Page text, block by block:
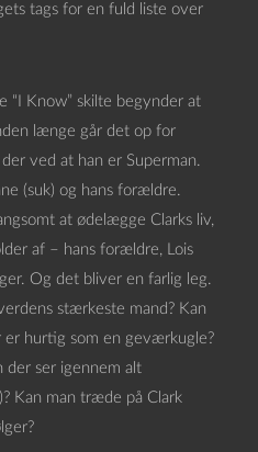
tags for en fuld liste over
“I Know” skilte begynder at
længe går det op for
ved at han er Superman.
(suk) og hans forældre.
at ødelægge Clarks liv,
af – hans forældre, Lois
Og det bliver en farlig leg.
stærkeste mand? Kan
hurtig som en geværkugle?
der ser igennem alt
Kan man træde på Clark